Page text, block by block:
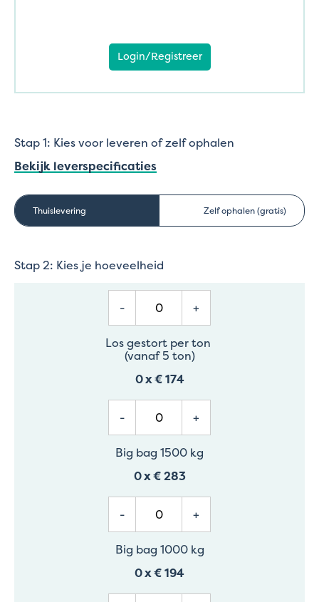
Login/Registreer
Stap 1: Kies voor leveren of zelf ophalen
Bekijk leverspecificaties
Thuislevering Zelf ophalen (gratis)
Stap 2: Kies je hoeveelheid
- +
Los gestort per ton
(vanaf 5 ton)
0x€ 174
- +
Big bag 1500 kg
0x€ 283
- +
Big bag 1000 kg
0x€ 194